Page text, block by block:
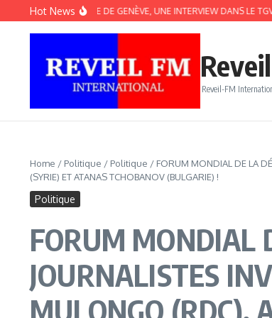
Aller au contenu
Hot News
DU LIVRE DE GENÈVE, UNE INTERVIEW DANS LE TGV AVEC LE
Reveil-FM
Home / Politique / Politique / FORUM MONDIAL DE LA
(SYRIE) ET ATANAS TCHOBANOV (BULGARIE) !
Politique
FORUM MONDIAL
JOURNALISTES
MULONGO (RDC),